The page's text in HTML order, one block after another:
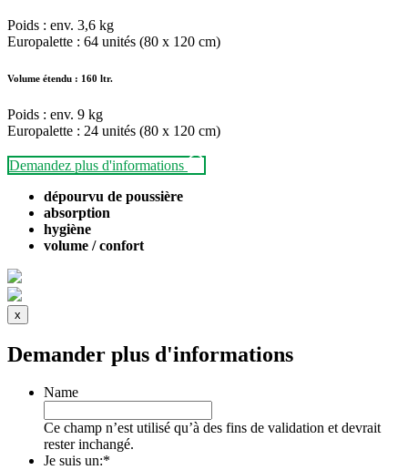
Poids : env. 3,6 kg
Europalette : 64 unités (80 x 120 cm)
Volume étendu : 160 ltr.
Poids : env. 9 kg
Europalette : 24 unités (80 x 120 cm)
Demandez plus d'informations
dépourvu de poussière
absorption
hygiène
volume / confort
x
Demander plus d'informations
Name
Ce champ n’est utilisé qu’à des fins de validation et devrait
rester inchangé.
Je suis un:*